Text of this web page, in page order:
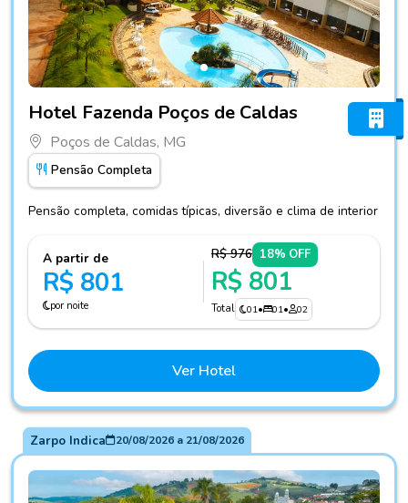
Hotel Fazenda Poços de Caldas
Poços de Caldas, MG
Pensão Completa
Pensão completa, comidas típicas, diversão e clima de interior
A partir de
R$ 801
por noite
R$ 976 18% OFF
R$ 801
Total 01• 01• 02
Ver Hotel
Zarpo Indica 20/08/2026a 21/08/2026